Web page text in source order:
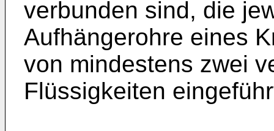
verbunden sind, die
Aufhängerohre eines
von mindestens zwei
Flüssigkeiten